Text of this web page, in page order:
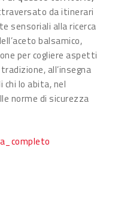
da itinerari
sensoriali alla ricerca
balsamico,
per cogliere aspetti
all’insegna
lo abita, nel
norme di sicurezza